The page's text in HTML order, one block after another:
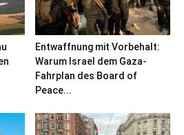
Entwaffnung mit Vorbehalt:
Warum Israel dem Gaza-
Fahrplan des Board of
Peace...